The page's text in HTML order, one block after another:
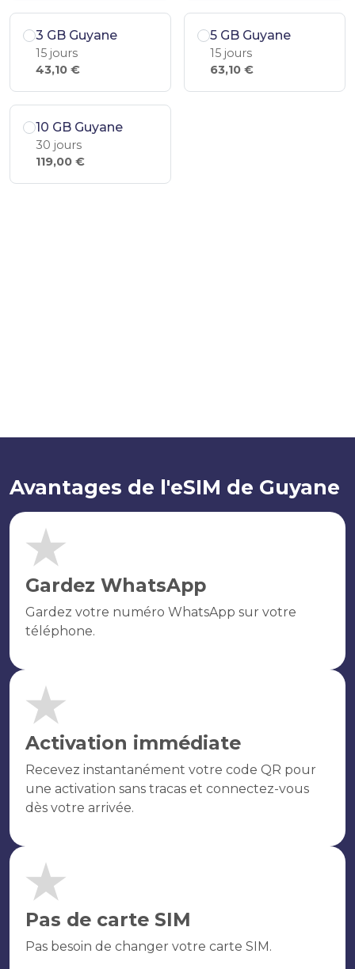
3 GB Guyane
15 jours
43,10 €
5 GB Guyane
15 jours
63,10 €
10 GB Guyane
30 jours
119,00 €
Avantages de l'eSIM de Guyane
Gardez WhatsApp
Gardez votre numéro WhatsApp sur votre
téléphone.
Activation immédiate
Recevez instantanément votre code QR pour
une activation sans tracas et connectez-vous
dès votre arrivée.
Pas de carte SIM
Pas besoin de changer votre carte SIM.